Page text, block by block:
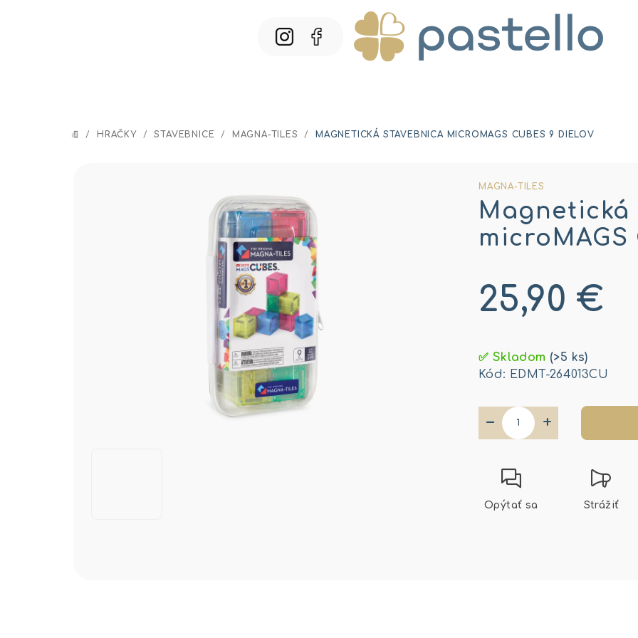
DOMOV
/ HRAČKY / STAVEBNICE / MAGNA-TILES / MAGNETICKÁ STAVEBNICA MICROMAGS CUBES 9 DIELOV
MAGNA-TILES
Magnetická
25,90 €
cena:
✅ Skladom (>5 ks)
Kód: EDMT-264013CU
+
−
Opýtať sa Strážiť